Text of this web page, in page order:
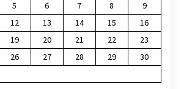
5 6 7 8
9
12 13 14 15
16
19 20 21 22
23
26 27 28 29
30